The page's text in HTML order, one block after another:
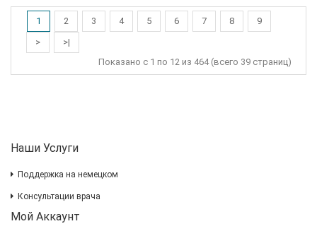
1 2 3 4 5 6 7 8
9
>
>|
Показано с 1 по 12 из 464 (всего 39 страниц)
Наши Услуги
Поддержка на немецком
Консультации врача
Мой Аккаунт